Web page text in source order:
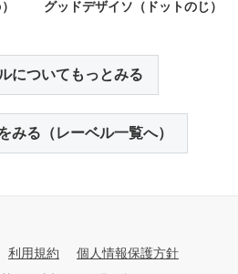
グッドデザイソ（ドットのじ）
についてもっとみる
みる（レーベル一覧へ）
利用規約
個人情報保護方針